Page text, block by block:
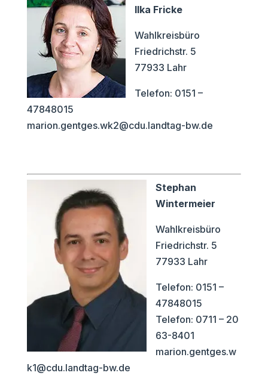
Ilka Fricke
Wahlkreisbüro
Friedrichstr. 5
77933 Lahr
Telefon: 0151 –
47848015
marion.gentges.wk2@cdu.landtag-bw.de
Stephan
Wintermeier
Wahlkreisbüro
Friedrichstr. 5
77933 Lahr
Telefon: 0151 –
47848015
Telefon: 0711 – 20
63-8401
marion.gentges.w
k1@cdu.landtag-bw.de